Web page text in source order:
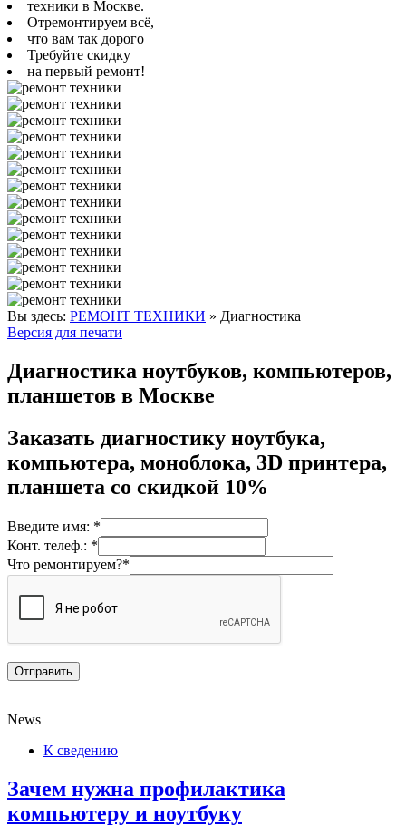
техники в Москве.
Отремонтируем всё,
что вам так дорого
Требуйте скидку
на первый ремонт!
Вы здесь: РЕМОНТ ТЕХНИКИ » Диагностика
Версия для печати
Диагностика ноутбуков, компьютеров,
планшетов в Москве
Заказать диагностику ноутбука,
компьютера, моноблока, 3D принтера,
планшета со скидкой 10%
Введите имя: *
Конт. телеф.: *
Что ремонтируем?*
News
К сведению
Зачем нужна профилактика
компьютеру и ноутбуку